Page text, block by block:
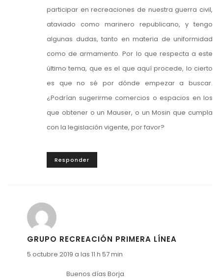
participar en recreaciones de nuestra guerra civil,
ataviado como marinero republicano, y tengo
algunas dudas, tanto en materia de uniformidad
como de armamento. Por lo que respecta a este
último tema, que es el que aquí procede, lo cierto
es que no sé por dónde empezar a buscar.
¿Podrían sugerirme comercios o espacios en los
que obtener o un Mauser, o un Mosin que cumpla
con la legislación vigente, por favor?
Responder
GRUPO RECREACIÓN PRIMERA LÍNEA
5 octubre 2019 a las 11 h 57 min
Buenos días Borja